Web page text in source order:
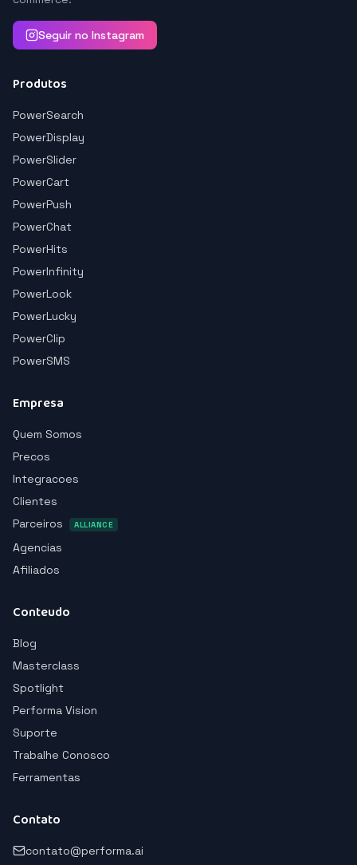
Seguir no Instagram
Produtos
PowerSearch
PowerDisplay
PowerSlider
PowerCart
PowerPush
PowerChat
PowerHits
PowerInfinity
PowerLook
PowerLucky
PowerClip
PowerSMS
Empresa
Quem Somos
Precos
Integracoes
Clientes
Parceiros
ALLIANCE
Agencias
Afiliados
Conteudo
Blog
Masterclass
Spotlight
Performa Vision
Suporte
Trabalhe Conosco
Ferramentas
Contato
contato@performa.ai